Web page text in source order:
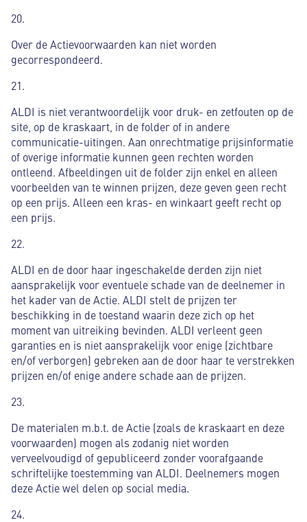
20.
Over de Actievoorwaarden kan niet worden
gecorrespondeerd.
21.
ALDI is niet verantwoordelijk voor druk- en zetfouten op de
site, op de kraskaart, in de folder of in andere
communicatie-uitingen. Aan onrechtmatige prijsinformatie
of overige informatie kunnen geen rechten worden
ontleend. Afbeeldingen uit de folder zijn enkel en alleen
voorbeelden van te winnen prijzen, deze geven geen recht
op een prijs. Alleen een kras- en winkaart geeft recht op
een prijs.
22.
ALDI en de door haar ingeschakelde derden zijn niet
aansprakelijk voor eventuele schade van de deelnemer in
het kader van de Actie. ALDI stelt de prijzen ter
beschikking in de toestand waarin deze zich op het
moment van uitreiking bevinden. ALDI verleent geen
garanties en is niet aansprakelijk voor enige (zichtbare
en/of verborgen) gebreken aan de door haar te verstrekken
prijzen en/of enige andere schade aan de prijzen.
23.
De materialen m.b.t. de Actie (zoals de kraskaart en deze
voorwaarden) mogen als zodanig niet worden
verveelvoudigd of gepubliceerd zonder voorafgaande
schriftelijke toestemming van ALDI. Deelnemers mogen
deze Actie wel delen op social media.
24.